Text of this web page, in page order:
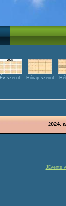
Év szerint Hónap szerint
2024.
JEvents